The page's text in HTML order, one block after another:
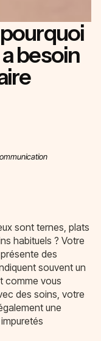
pourquoi
besoin
sont ternes, plats
habituels ? Votre
des
souvent un
comme vous
des soins, votre
une